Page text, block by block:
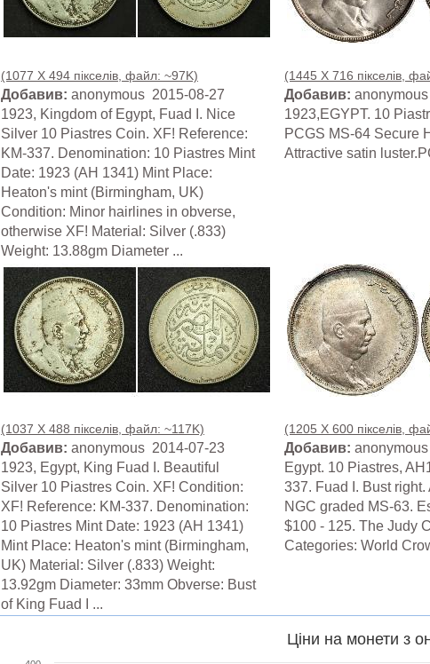
(1077 X 494 пікселів, файл: ~97K)
Добавив: anonymous 2015-08-27
1923, Kingdom of Egypt, Fuad I. Nice
Silver 10 Piastres Coin. XF! Reference:
KM-337. Denomination: 10 Piastres Mint
Date: 1923 (AH 1341) Mint Place:
Heaton's mint (Birmingham, UK)
Condition: Minor hairlines in obverse,
otherwise XF! Material: Silver (.833)
Weight: 13.88gm Diameter ...
(1445 X 716 пікселів,
Добавив:
1923,EGYPT. 10
PCGS MS-64 Secure
Attractive satin
(1037 X 488 пікселів, файл: ~117K)
Добавив: anonymous 2014-07-23
1923, Egypt, King Fuad I. Beautiful
Silver 10 Piastres Coin. XF! Condition:
XF! Reference: KM-337. Denomination:
10 Piastres Mint Date: 1923 (AH 1341)
Mint Place: Heaton's mint (Birmingham,
UK) Material: Silver (.833) Weight:
13.92gm Diameter: 33mm Obverse: Bust
of King Fuad I ...
(1205 X 600 пікселів,
Добавив:
Egypt. 10 Piastres,
337. Fuad I. Bust
NGC graded MS-63.
$100 - 125. The Judy
Categories: World